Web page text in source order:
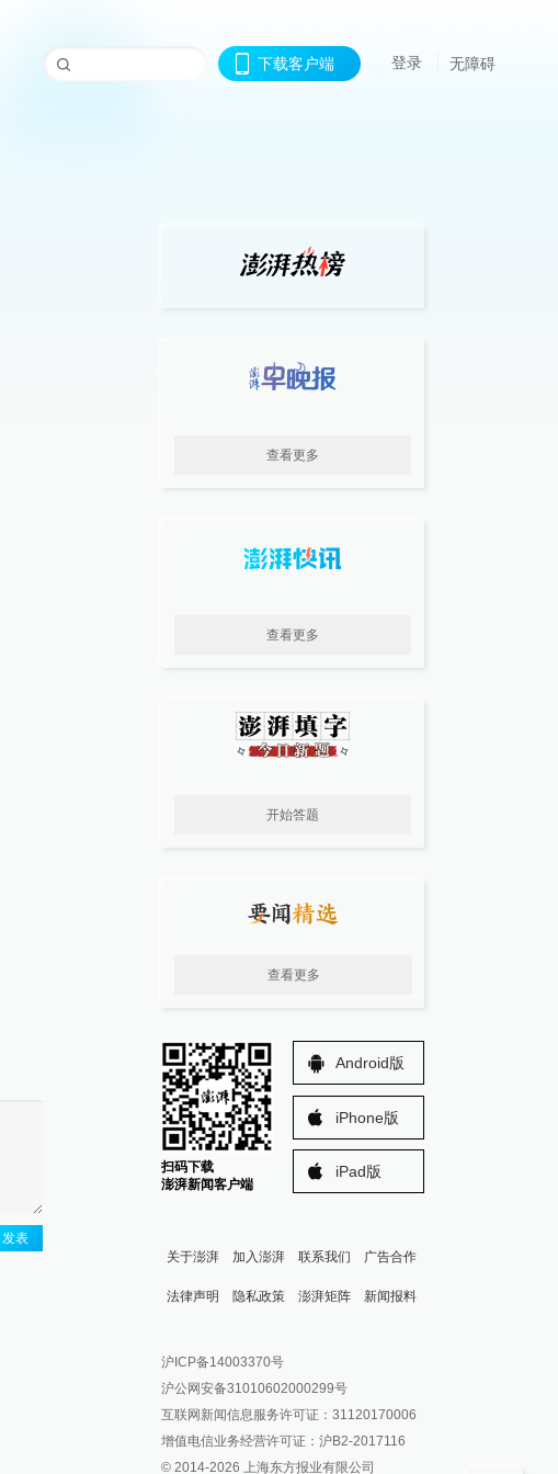
下载客户端 登录 无障碍
发表
查看更多
查看更多
开始答题
查看更多
扫码下载
澎湃新闻客户端
Android版
iPhone版
iPad版
关于澎湃 加入澎湃 联系我们 广告合作
法律声明 隐私政策 澎湃矩阵
澎湃新闻公众号
澎湃新闻抖音号
派生万物开放平台
IP SHANGHAI
新闻报料
报料邮箱: news@thepaper.cn
沪ICP备14003370号
沪公网安备31010602000299号
互联网新闻信息服务许可证：31120170006
增值电信业务经营许可证：沪B2-2017116
© 2014-2026 上海东方报业有限公司